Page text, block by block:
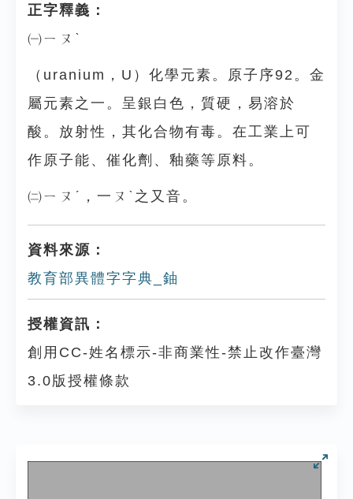
正字釋義：
㈠ㄧㄡˋ
（uranium，U）化學元素。原子序92。金
屬元素之一。呈銀白色，質硬，易溶於
酸。放射性，其化合物有毒。在工業上可
作原子能、催化劑、釉藥等原料。
㈡ㄧㄡˊ，一ㄡˋ之又音。
資料來源：
教育部異體字字典_鈾
授權資訊：
創用CC-姓名標示-非商業性-禁止改作臺灣
3.0版授權條款